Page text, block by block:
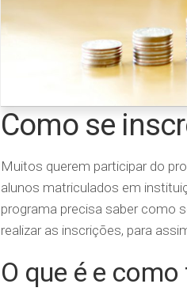
Como se
Muitos querem participar do
alunos matriculados em
programa precisa saber como
realizar as inscrições, para
O que é e